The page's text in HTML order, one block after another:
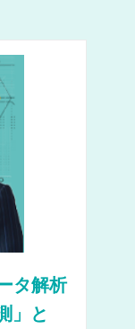
タ解析
」と